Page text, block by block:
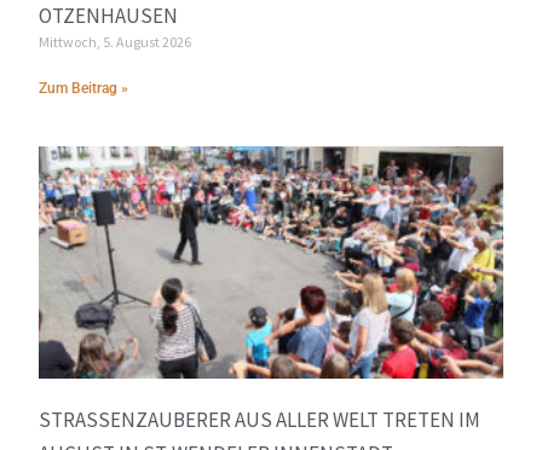
OTZENHAUSEN
Mittwoch, 5. August 2026
Zum Beitrag »
STRASSENZAUBERER AUS ALLER WELT TRETEN IM A